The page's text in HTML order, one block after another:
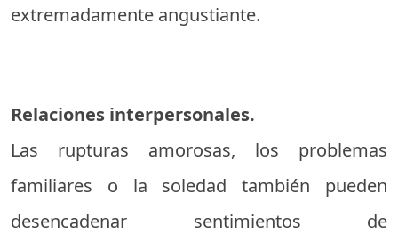
extremadamente angustiante.
Relaciones interpersonales.
Las rupturas amorosas, los problemas
familiares o la soledad también pueden
desencadenar sentimientos de